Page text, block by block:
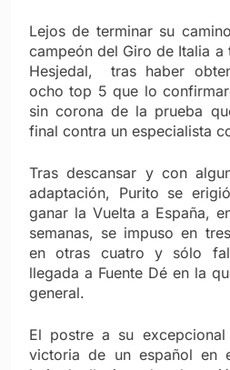
Lejos de terminar su
campeón del Giro de Italia a
Hesjedal, tras haber
ocho top 5 que lo
sin corona de la prueba
final contra un especialista
Tras descansar y con
adaptación, Purito se
ganar la Vuelta a España,
semanas, se impuso en
en otras cuatro y sólo
llegada a Fuente Dé en la
general.
El postre a su
victoria de un español en